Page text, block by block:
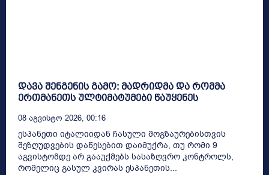
დავა შენგენის გამო: მადრიდმა და რომმა
ერთმანეთს ულტიმატუმები წაუყენეს
08 Აგვისტო 2026, 00:16
ესპანეთი იტალიიდან ჩასული მოგზაურებისთვის
შეზღუდვების დაწესებით დაიმუქრა, თუ რომი 9
აგვისტომდე არ გააუქმებს სასაზღვრო კონტროლს,
რომელიც გასულ კვირას ესპანეთის...